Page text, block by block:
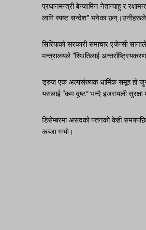
प्रधानमन्त्री बेन्जामिन नेतान्याहु र
लागि स्पष्ट सन्देश” भनेका छन्।उनीहरूले
सिरियाको सरकारी समाचार एजेन्सी
मन्त्रालयले “स्थितिलाई
ड्रुज एक अल्पसंख्यक धार्मिक समूह हो
यसलाई “कम दुष्ट” भन्दै इजरायली सुरक्षा
डिसेम्बरमा असदको पतनको केही
कब्जा गऱ्यो।